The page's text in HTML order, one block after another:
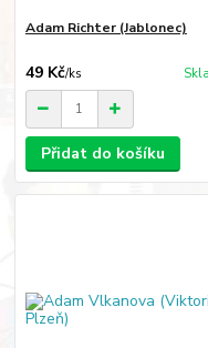
Adam Richter (Jablonec)
49 Kč/ks
Přidat do košíku